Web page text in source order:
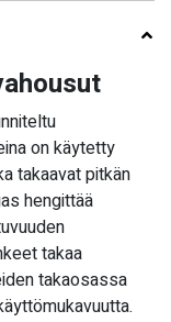
on käytetty
takaavat pitkän
hengittää
takaa
takaosassa